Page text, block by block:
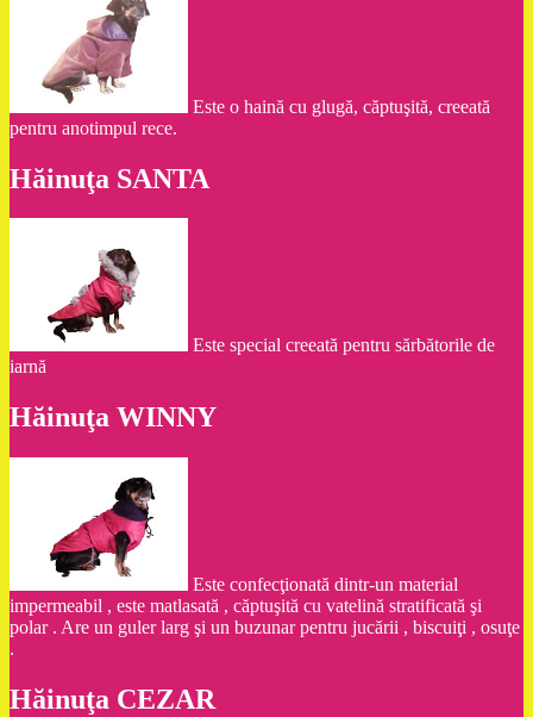
Este o haină cu glugă, căptuşită, creeată
pentru anotimpul rece.
Hăinuţa SANTA
Este special creeată pentru sărbătorile de
iarnă
Hăinuţa WINNY
Este confecţionată dintr-un material
impermeabil , este matlasată , căptuşită cu vatelină stratificată şi
polar . Are un guler larg şi un buzunar pentru jucării , biscuiţi , osuţe
.
Hăinuţa CEZAR